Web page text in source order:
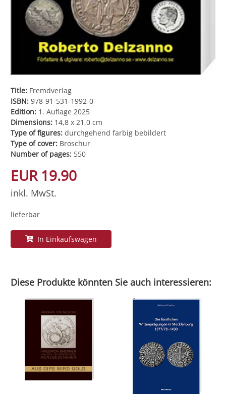
Title: Fremdverlag
ISBN: 978-91-531-1992-0
Edition: 1. Auflage 2025
Dimensions: 14,8 x 21,0 cm
Type of figures: durchgehend farbig bebildert
Type of cover: Broschur
Number of pages: 550
EUR 19.90
inkl. MwSt.
lieferbar
In Einkaufswagen
Diese Produkte könnten Sie auch interessieren: